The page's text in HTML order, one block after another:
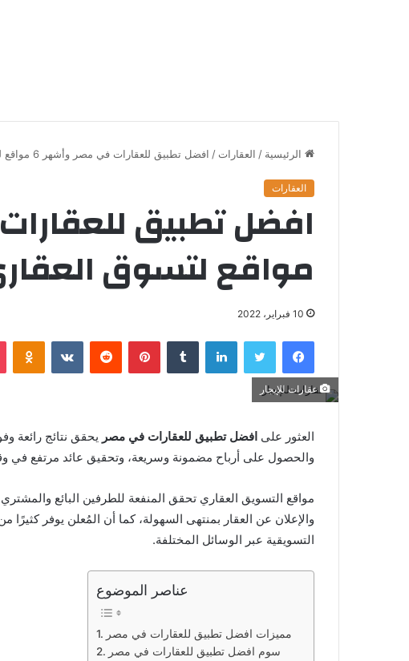
الرئيسية / العقارات / افضل تطبيق للعقارات في مصر وأشهر 6 مواقع لتسوق العقاري
العقارات
مواقع لتسوق
10 فبراير، 2022
فيسبوك لينكدإن بينتيريست
عقارات للإيجار
العثور على افضل تطبيق للعقارات في مصر يحقق نتائج رائعة
والحصول على أرباح مضمونة وسريعة، وتحقيق عائد مرتفع
مواقع التسويق العقاري تحقق المنفعة للطرفين البائع
والإعلان عن العقار بمنتهى السهولة، كما أن المُعلن يوفر
التسويقية عبر الوسائل المختلفة.
عناصر الموضوع
مميزات افضل تطبيق للعقارات في مصر
سوم افضل تطبيق للعقارات في مصر